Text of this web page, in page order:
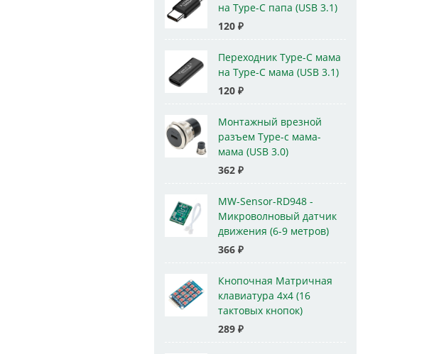
на Type-C папа (USB 3.1)
120 ₽
Переходник Type-C мама
на Type-C мама (USB 3.1)
120 ₽
Монтажный врезной
разъем Type-c мама-
мама (USB 3.0)
362 ₽
MW-Sensor-RD948 -
Микроволновый датчик
движения (6-9 метров)
366 ₽
Кнопочная Матричная
клавиатура 4x4 (16
тактовых кнопок)
289 ₽